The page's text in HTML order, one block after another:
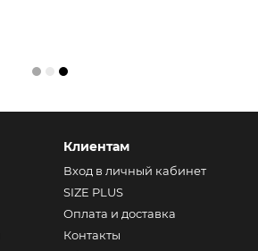
Клиентам
Вход в личный кабинет
SIZE PLUS
Оплата и доставка
Контакты